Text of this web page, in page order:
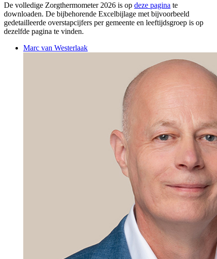
De volledige Zorgthermometer 2026 is op deze pagina te
downloaden. De bijbehorende Excelbijlage met bijvoorbeeld
gedetailleerde overstapcijfers per gemeente en leeftijdsgroep is op
dezelfde pagina te vinden.
Marc van Westerlaak